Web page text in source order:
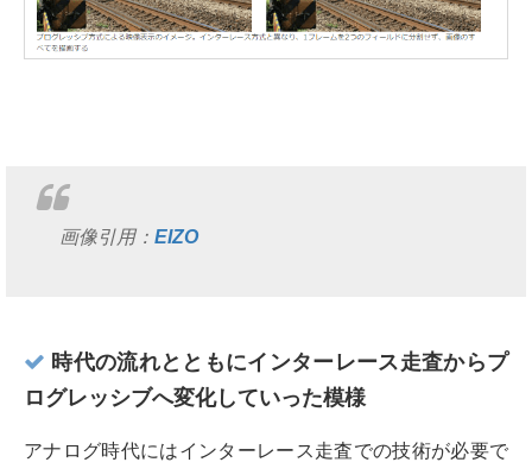
画像引用： EIZO
時代の流れとともにインターレース走査からプ
ログレッシブへ変化していった模様
アナログ時代にはインターレース走査での技術が必要で